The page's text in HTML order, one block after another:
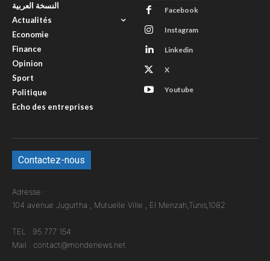
النسخة العربية
Actualités
Economie
Finance
Opinion
Sport
Politique
Echo des entreprises
Facebook
Instagram
Linkedin
X
Youtube
Contactez-nous
Adresse :
104 avenue Jugurtha , Mutuelle Ville , El Menzah,Tunis,1082
TEL : 95 777 154
Mail : contact@mondenews.net